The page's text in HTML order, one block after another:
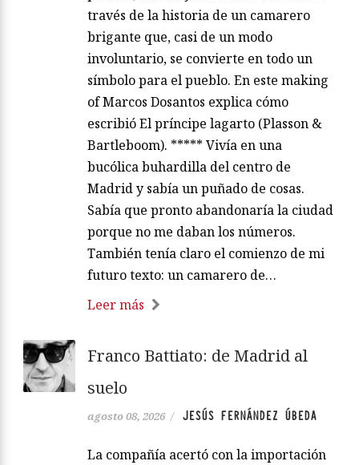
través de la historia de un camarero
brigante que, casi de un modo
involuntario, se convierte en todo un
símbolo para el pueblo. En este making
of Marcos Dosantos explica cómo
escribió El príncipe lagarto (Plasson &
Bartleboom). ***** Vivía en una
bucólica buhardilla del centro de
Madrid y sabía un puñado de cosas.
Sabía que pronto abandonaría la ciudad
porque no me daban los números.
También tenía claro el comienzo de mi
futuro texto: un camarero de…
Leer más
Franco Battiato: de Madrid al
suelo
agosto 08, 2026 / JESÚS FERNÁNDEZ ÚBEDA
La compañía acertó con la importación